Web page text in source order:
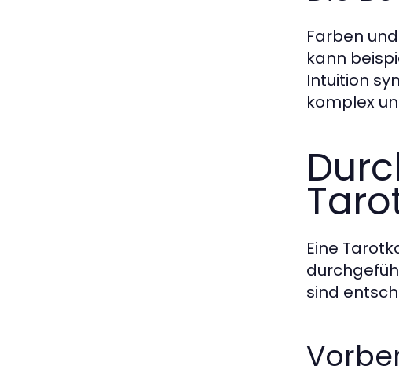
Farben
kann
Intuition
komplex
Eine
sind